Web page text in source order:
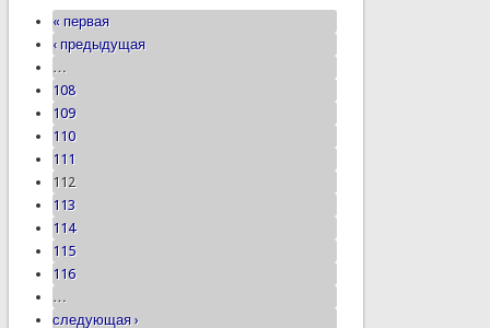
« первая
‹ предыдущая
…
108
109
110
111
112
113
114
115
116
…
следующая ›